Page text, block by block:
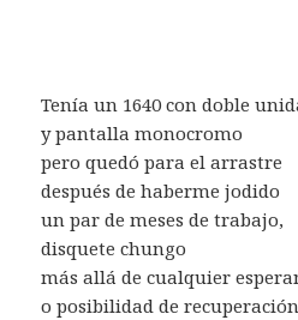
Tenía un 1640 con doble
y pantalla monocromo
pero quedó para el arrastre
después de haberme jodido
un par de meses de trabajo,
disquete chungo
más allá de cualquier
o posibilidad de